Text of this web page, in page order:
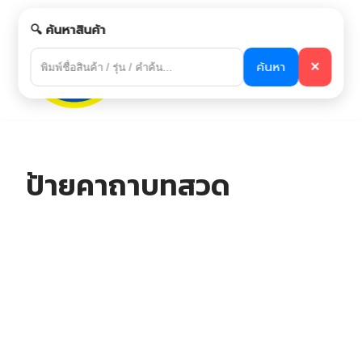
🔍 ค้นหาสินค้า
ค้นหา ✕
Skip
content
ป้ายคาถาบทสวด